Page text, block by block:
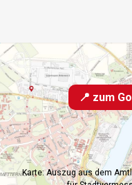
📍 zum
Karte: Auszug aus dem